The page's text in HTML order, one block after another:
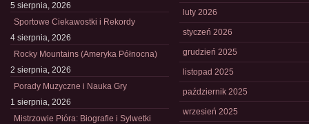
5 sierpnia, 2026
Sportowe Ciekawostki i Rekordy
4 sierpnia, 2026
Rocky Mountains (Ameryka Północna)
2 sierpnia, 2026
Porady Muzyczne i Nauka Gry
1 sierpnia, 2026
Mistrzowie Pióra: Biografie i Sylwetki
luty 2026
styczeń 2026
grudzień 2025
listopad 2025
październik 2025
wrzesień 2025